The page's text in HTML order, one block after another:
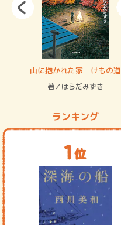
山に抱かれた家 けもの道
著／はらだみずき
ランキング